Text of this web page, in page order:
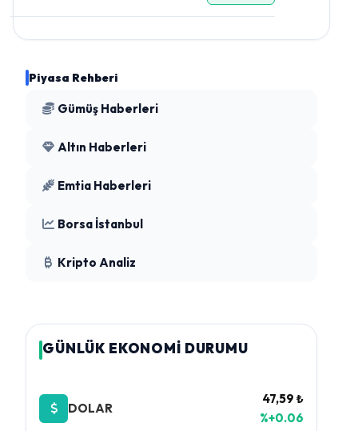
Piyasa Rehberi
Gümüş Haberleri
Altın Haberleri
Emtia Haberleri
Borsa İstanbul
Kripto Analiz
GÜNLÜK EKONOMİ DURUMU
DOLAR
47,59 ₺
%+0.06